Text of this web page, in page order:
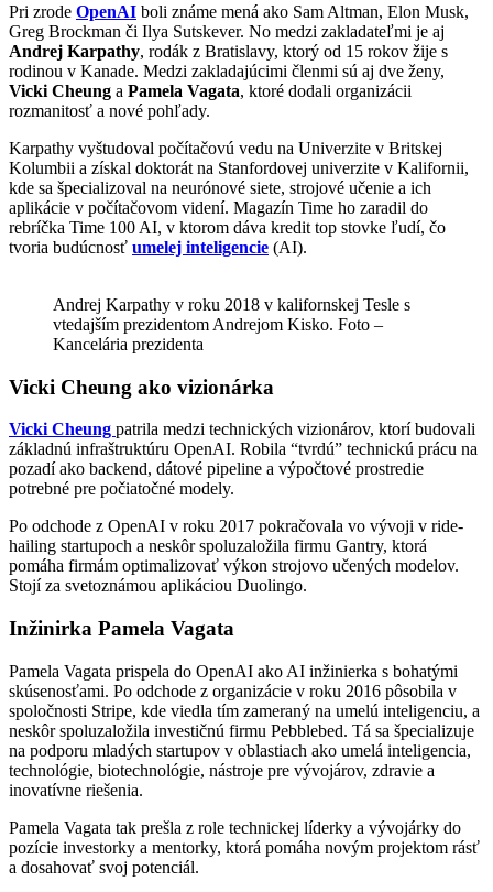
Pri zrode OpenAI boli známe mená ako Sam Altman, Elon Musk,
Greg Brockman či Ilya Sutskever. No medzi zakladateľmi je aj
Andrej Karpathy, rodák z Bratislavy, ktorý od 15 rokov žije s
rodinou v Kanade. Medzi zakladajúcimi členmi sú aj dve ženy,
Vicki Cheung a Pamela Vagata, ktoré dodali organizácii
rozmanitosť a nové pohľady.
Karpathy vyštudoval počítačovú vedu na Univerzite v Britskej
Kolumbii a získal doktorát na Stanfordovej univerzite v Kalifornii,
kde sa špecializoval na neurónové siete, strojové učenie a ich
aplikácie v počítačovom videní. Magazín Time ho zaradil do
rebríčka Time 100 AI, v ktorom dáva kredit top stovke ľudí, čo
tvoria budúcnosť umelej inteligencie (AI).
Andrej Karpathy v roku 2018 v kalifornskej Tesle s
vtedajším prezidentom Andrejom Kisko. Foto –
Kancelária prezidenta
Vicki Cheung ako vizionárka
Vicki Cheung patrila medzi technických vizionárov, ktorí budovali
základnú infraštruktúru OpenAI. Robila “tvrdú” technickú prácu na
pozadí ako backend, dátové pipeline a výpočtové prostredie
potrebné pre počiatočné modely.
Po odchode z OpenAI v roku 2017 pokračovala vo vývoji v ride-
hailing startupoch a neskôr spoluzaložila firmu Gantry, ktorá
pomáha firmám optimalizovať výkon strojovo učených modelov.
Stojí za svetoznámou aplikáciou Duolingo.
Inžinirka Pamela Vagata
Pamela Vagata prispela do OpenAI ako AI inžinierka s bohatými
skúsenosťami. Po odchode z organizácie v roku 2016 pôsobila v
spoločnosti Stripe, kde viedla tím zameraný na umelú inteligenciu, a
neskôr spoluzaložila investičnú firmu Pebblebed. Tá sa špecializuje
na podporu mladých startupov v oblastiach ako umelá inteligencia,
technológie, biotechnológie, nástroje pre vývojárov, zdravie a
inovatívne riešenia.
Pamela Vagata tak prešla z role technickej líderky a vývojárky do
pozície investorky a mentorky, ktorá pomáha novým projektom rásť
a dosahovať svoj potenciál.